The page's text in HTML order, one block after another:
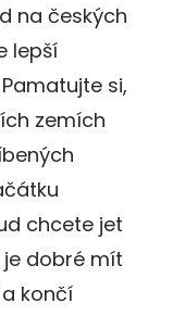
na českých
lepší
si,
zemích
chcete jet
dobré mít
končí